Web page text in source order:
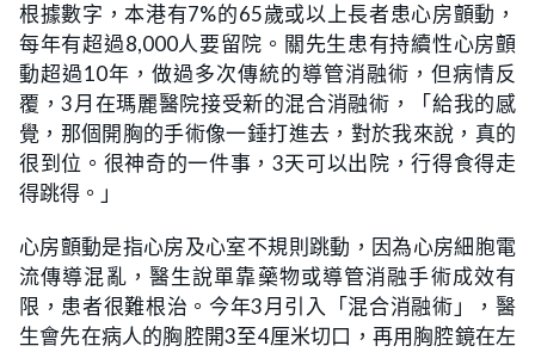
0
9
%
根據數字，本港有7%的65歲或以上長者患心房顫動，
每年有超過8,000人要留院。關先生患有持續性心房顫
動超過10年，做過多次傳統的導管消融術，但病情反
覆，3月在瑪麗醫院接受新的混合消融術，「給我的感
覺，那個開胸的手術像一錘打進去，對於我來說，真的
很到位。很神奇的一件事，3天可以出院，行得食得走
得跳得。」
心房顫動是指心房及心室不規則跳動，因為心房細胞電
流傳導混亂，醫生說單靠藥物或導管消融手術成效有
限，患者很難根治。今年3月引入「混合消融術」，醫
生會先在病人的胸腔開3至4厘米切口，再用胸腔鏡在左